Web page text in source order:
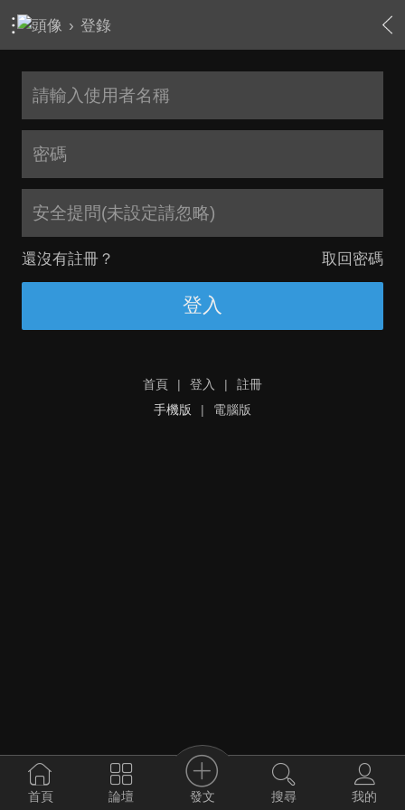
› 登錄
安全提問(未設定請忽略)
還沒有註冊？ 取回密碼
登入
首頁 | 登入 |
註冊
手機版
| 電腦版
首頁 論壇 發文 搜尋 我的